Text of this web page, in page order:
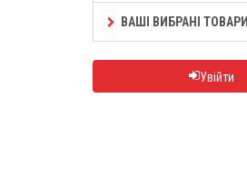
ВАШІ ВИБРАНІ ТОВАРИ
Увійти